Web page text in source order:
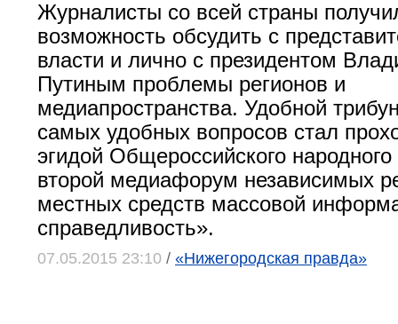
Журналисты со всей страны
возможность обсудить с
власти и лично с президентом
Путиным проблемы регионов и
медиапространства. Удобной
самых удобных вопросов стал
эгидой Общероссийского
второй медиафорум независимых
местных средств массовой
справедливость».
07.05.2015 23:10 / «Нижегородская правда»